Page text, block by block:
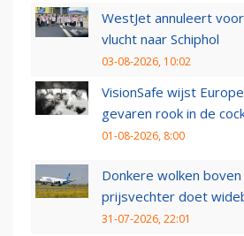
WestJet annuleert
vlucht naar Schiphol
03-08-2026, 10:02
VisionSafe wijst
gevaren rook in de
01-08-2026, 8:00
Donkere wolken boven
prijsvechter doet
31-07-2026, 22:01